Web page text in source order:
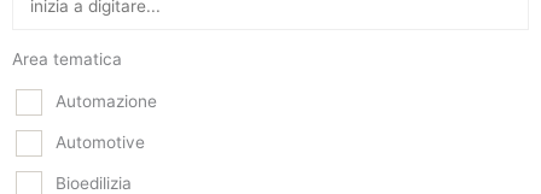
Area tematica
Automazione
Automotive
Bioedilizia